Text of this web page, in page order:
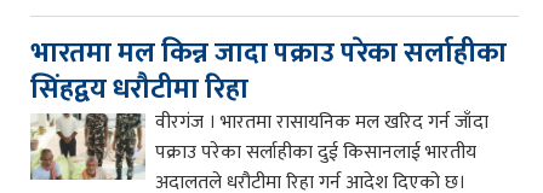
भारतमा मल किन्न जादा पक्राउ परेका सर्लाहीका
सिंहद्वय धरौटीमा रिहा
वीरगंज । भारतमा रासायनिक मल खरिद गर्न जाँदा
पक्राउ परेका सर्लाहीका दुई किसानलाई भारतीय
अदालतले धरौटीमा रिहा गर्न आदेश दिएको छ।